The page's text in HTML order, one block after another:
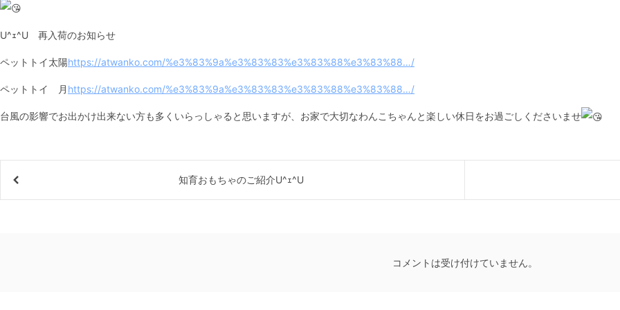
U^ｪ^U 再入荷のお知らせ
ペットトイ太陽https://atwanko.com/%e3%83%9a%e3%83%83%e3%83%88%e3%83%88…/
ペットトイ 月 https://atwanko.com/%e3%83%9a%e3%83%83%e3%83%88%e3%83%88…/
台風の影響でお出かけ出来ない方も多くいらっしゃると思いますが、お家で大切なわんこちゃんと楽しい休日をお過ごしくださいませ
知育おもちゃのご紹介U^ｪ^U
コメントは受け付けていません。